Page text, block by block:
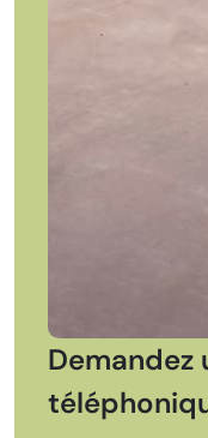
Demandez